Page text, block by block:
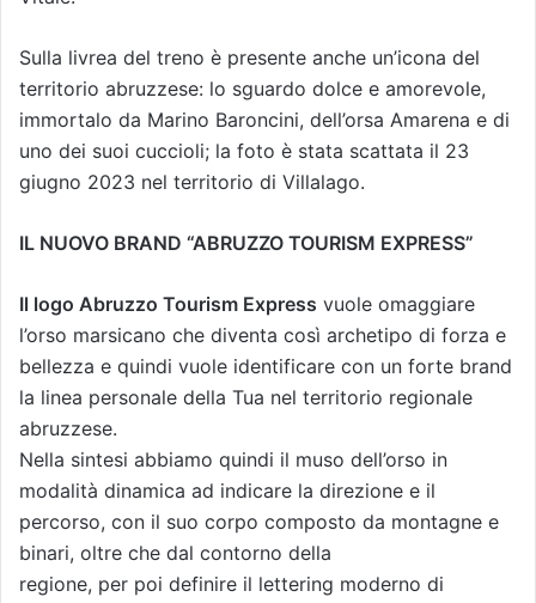
Sulla livrea del treno è presente anche un’icona del
territorio abruzzese: lo sguardo dolce e amorevole,
immortalo da Marino Baroncini, dell’orsa Amarena e di
uno dei suoi cuccioli; la foto è stata scattata il 23
giugno 2023 nel territorio di Villalago.
IL NUOVO BRAND “ABRUZZO TOURISM EXPRESS”
Il logo Abruzzo Tourism Express vuole omaggiare
l’orso marsicano che diventa così archetipo di forza e
bellezza e quindi vuole identificare con un forte brand
la linea personale della Tua nel territorio regionale
abruzzese.
Nella sintesi abbiamo quindi il muso dell’orso in
modalità dinamica ad indicare la direzione e il
percorso, con il suo corpo composto da montagne e
binari, oltre che dal contorno della
regione, per poi definire il lettering moderno di